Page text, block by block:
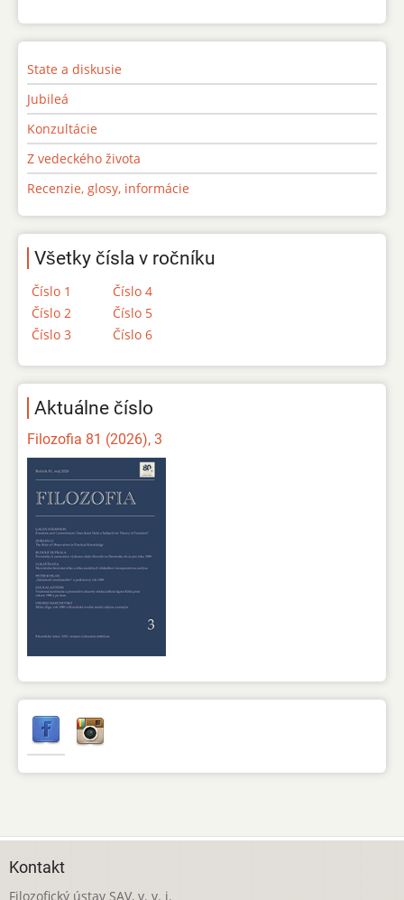
State a diskusie
Jubileá
Konzultácie
Z vedeckého života
Recenzie, glosy, informácie
Všetky čísla v ročníku
Číslo 1
Číslo 2
Číslo 3
Číslo 4
Číslo 5
Číslo 6
Aktuálne číslo
Filozofia 81 (2026), 3
Kontakt
Filozofický ústav SAV, v. v. i.